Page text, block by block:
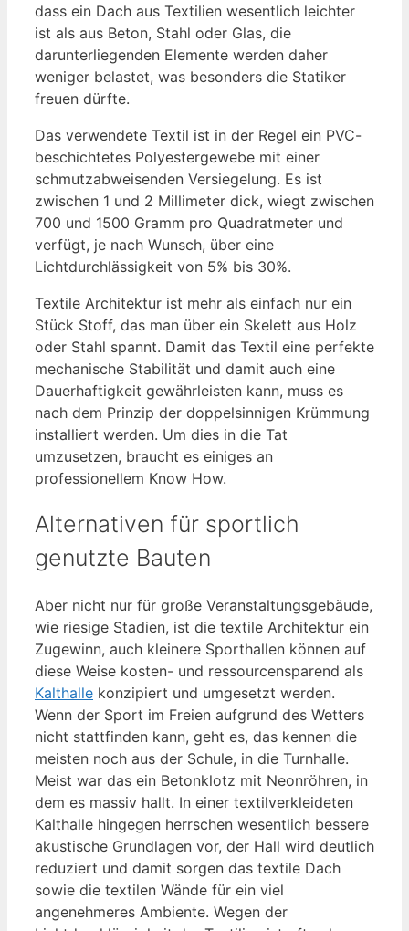
dass ein Dach aus Textilien wesentlich leichter
ist als aus Beton, Stahl oder Glas, die
darunterliegenden Elemente werden daher
weniger belastet, was besonders die Statiker
freuen dürfte.
Das verwendete Textil ist in der Regel ein PVC-
beschichtetes Polyestergewebe mit einer
schmutzabweisenden Versiegelung. Es ist
zwischen 1 und 2 Millimeter dick, wiegt zwischen
700 und 1500 Gramm pro Quadratmeter und
verfügt, je nach Wunsch, über eine
Lichtdurchlässigkeit von 5% bis 30%.
Textile Architektur ist mehr als einfach nur ein
Stück Stoff, das man über ein Skelett aus Holz
oder Stahl spannt. Damit das Textil eine perfekte
mechanische Stabilität und damit auch eine
Dauerhaftigkeit gewährleisten kann, muss es
nach dem Prinzip der doppelsinnigen Krümmung
installiert werden. Um dies in die Tat
umzusetzen, braucht es einiges an
professionellem Know How.
Alternativen für sportlich
genutzte Bauten
Aber nicht nur für große Veranstaltungsgebäude,
wie riesige Stadien, ist die textile Architektur ein
Zugewinn, auch kleinere Sporthallen können auf
diese Weise kosten- und ressourcensparend als
Kalthalle konzipiert und umgesetzt werden.
Wenn der Sport im Freien aufgrund des Wetters
nicht stattfinden kann, geht es, das kennen die
meisten noch aus der Schule, in die Turnhalle.
Meist war das ein Betonklotz mit Neonröhren, in
dem es massiv hallt. In einer textilverkleideten
Kalthalle hingegen herrschen wesentlich bessere
akustische Grundlagen vor, der Hall wird deutlich
reduziert und damit sorgen das textile Dach
sowie die textilen Wände für ein viel
angenehmeres Ambiente. Wegen der